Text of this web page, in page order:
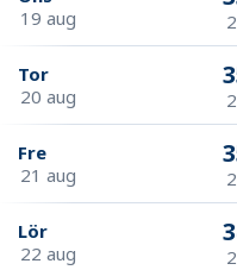
19 aug
Tor
20 aug
Fre
21 aug
Lör
22 aug